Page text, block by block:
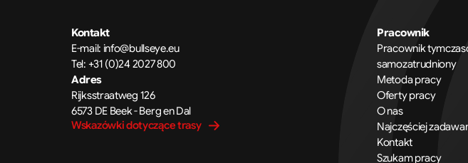
Kontakt
E-mail: info@bullseye.eu
Tel: +31 (0)24 2027 800
Adres
Rijksstraatweg 126
6573 DE Beek - Berg en Dal
Wskazówki dotyczące trasy
Pracownik
Pracownik
samozatrudniony
Metoda pracy
Oferty pracy
O nas
Najczęściej
Kontakt
Szukam pracy